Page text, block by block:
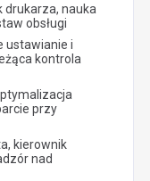
nauka
obsługi
ustawianie i
kontrola
przy
kierownik
nad